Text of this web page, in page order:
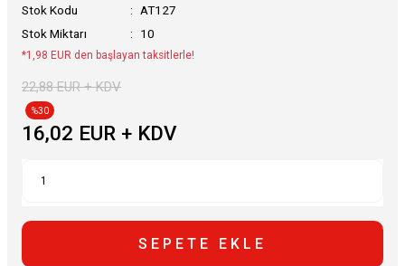
Stok Kodu
AT127
Stok Miktarı
10
*1,98 EUR den başlayan taksitlerle!
22,88 EUR + KDV
%30
16,02 EUR + KDV
SEPETE EKLE